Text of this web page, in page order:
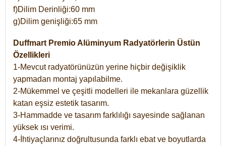
f)Dilim Derinliği:60 mm
g)Dilim genişliği:65 mm
Duffmart Premio Alüminyum Radyatörlerin Üstün
Özellikleri
1-Mevcut radyatörünüzün yerine hiçbir değişiklik
yapmadan montaj yapılabilme.
2-Mükemmel ve çeşitli modelleri ile mekanlara güzellik
katan eşsiz estetik tasarım.
3-Hammadde ve tasarım farklılığı sayesinde sağlanan
yüksek ısı verimi.
4-İhtiyaçlarınız doğrultusunda farklı ebat ve boyutlarda